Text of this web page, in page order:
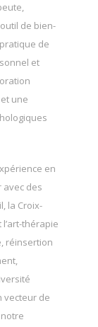
de bien-
de
et
une
en
avec des
la Croix-
thérapie
réinsertion
vecteur de